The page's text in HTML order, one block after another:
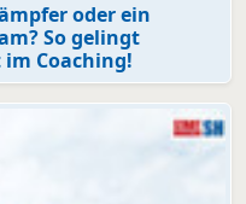
oder ein
So gelingt
Coaching!